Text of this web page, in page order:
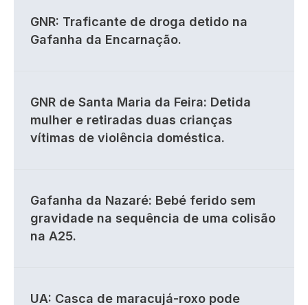
GNR: Traficante de droga detido na
Gafanha da Encarnação.
GNR de Santa Maria da Feira: Detida
mulher e retiradas duas crianças
vítimas de violência doméstica.
Gafanha da Nazaré: Bebé ferido sem
gravidade na sequência de uma colisão
na A25.
UA: Casca de maracujá-roxo pode